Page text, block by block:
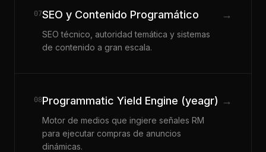
07SEO y Contenido Programático
SEO técnico, autoridad temática y sistemas
de contenido a gran escala.
→
08Programmatic Yield Engine (yeagr)
Motor de medios que ingiere señales RM
para ejecutar compras de anuncios
dinámicas.
→